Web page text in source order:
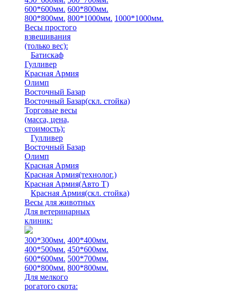
600*600мм. 600*800мм.
800*800мм. 800*1000мм. 1000*1000мм.
Весы простого
взвешивания
(только вес):
Батискаф
Гулливер
Красная Армия
Олимп
Восточный Базар
Восточный Базар(скл. стойка)
Торговые весы
(масса, цена,
стоимость):
Гулливер
Восточный Базар
Олимп
Красная Армия
Красная Армия(технолог.)
Красная Армия(Авто Т)
Красная Армия(скл. стойка)
Весы для животных
Для ветеринарных
клиник:
300*300мм. 400*400мм.
400*500мм. 450*600мм.
600*600мм. 500*700мм.
600*800мм. 800*800мм.
Для мелкого
рогатого скота: